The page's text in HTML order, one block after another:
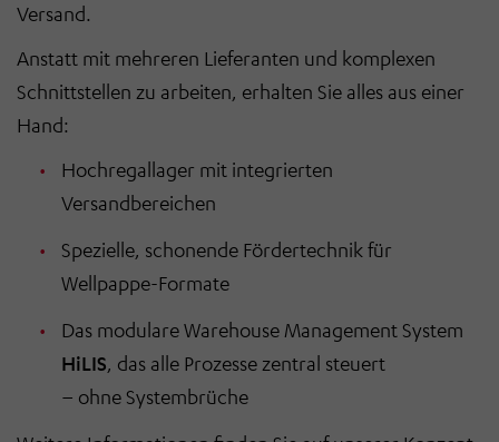
Versand.
Anstatt mit mehreren Lieferanten und komplexen
Schnittstellen zu arbeiten, erhalten Sie alles aus einer
Hand:
Hochregallager mit integrierten
Versandbereichen
Spezielle, schonende Fördertechnik für
Wellpappe-Formate
Das modulare Warehouse Management System
HiLIS, das alle Prozesse zentral steuert
– ohne Systembrüche